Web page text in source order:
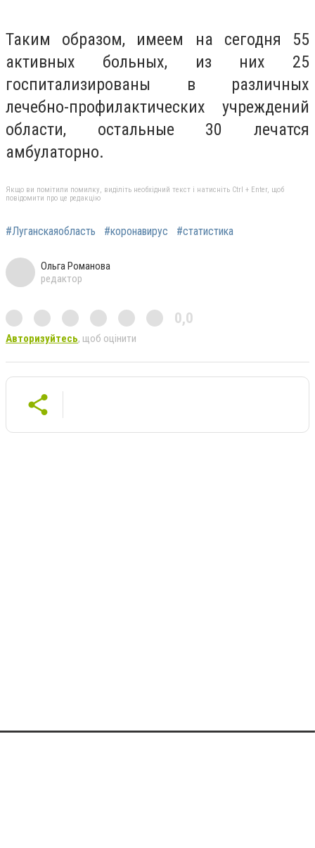
Таким образом, имеем на сегодня 55
активных больных, из них 25
госпитализированы в различных
лечебно-профилактических учреждений
области, остальные 30 лечатся
амбулаторно.
Якщо ви помітили помилку, виділіть необхідний текст і натисніть Ctrl + Enter, щоб
повідомити про це редакцію
#Луганскаяобласть #коронавирус #статистика
Ольга Романова
редактор
0,0
Авторизуйтесь, щоб оцінити